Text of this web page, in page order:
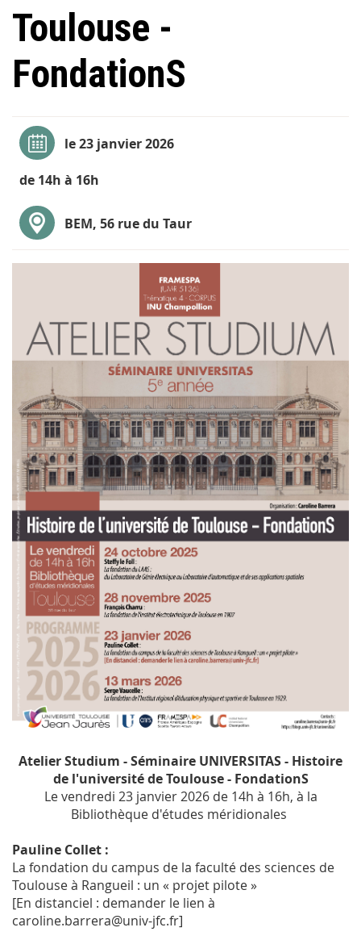
Toulouse -
FondationS
le 23 janvier 2026
de 14h à 16h
BEM, 56 rue du Taur
Atelier Studium - Séminaire UNIVERSITAS - Histoire
de l'université de Toulouse - FondationS
Le vendredi 23 janvier 2026 de 14h à 16h, à la
Bibliothèque d'études méridionales
Pauline Collet :
La fondation du campus de la faculté des sciences de
Toulouse à Rangueil : un « projet pilote »
[En distanciel : demander le lien à
caroline.barrera@univ-jfc.fr]